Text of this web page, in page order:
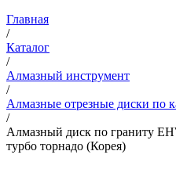
Главная
/
Каталог
/
Алмазный инструмент
/
Алмазные отрезные диски по
/
Алмазный диск по граниту
турбо торнадо (Корея)